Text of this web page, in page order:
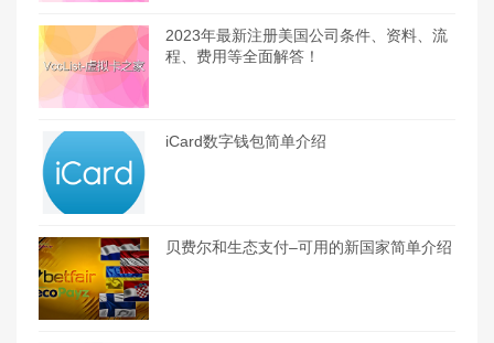
2023年最新注册美国公司条件、资料、流
程、费用等全面解答！
iCard数字钱包简单介绍
贝费尔和生态支付–可用的新国家简单介绍